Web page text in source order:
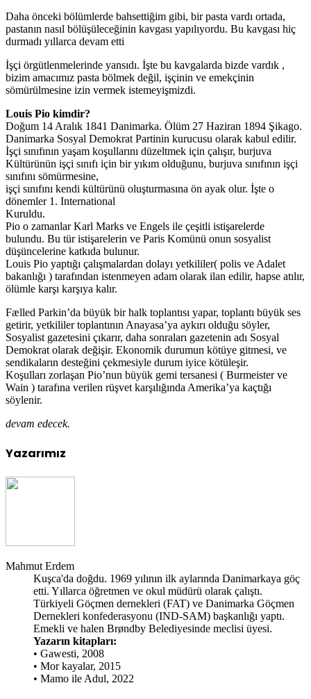
Daha önceki bölümlerde bahsettiğim gibi, bir pasta vardı ortada,
pastanın nasıl bölüşüleceğinin kavgası yapılıyordu. Bu kavgası hiç
durmadı yıllarca devam etti
İşçi örgütlenmelerinde yansıdı. İşte bu kavgalarda bizde vardık ,
bizim amacımız pasta bölmek değil, işçinin ve emekçinin
sömürülmesine izin vermek istemeyişmizdi.
Louis Pio kimdir?
Doğum 14 Aralık 1841 Danimarka. Ölüm 27 Haziran 1894 Şikago.
Danimarka Sosyal Demokrat Partinin kurucusu olarak kabul edilir.
İşçi sınıfının yaşam koşullarını düzeltmek için çalışır, burjuva
Kültürünün işçi sınıfı için bir yıkım olduğunu, burjuva sınıfının işçi
sınıfını sömürmesine,
işçi sınıfını kendi kültürünü oluşturmasına ön ayak olur. İşte o
dönemler 1. International
Kuruldu.
Pio o zamanlar Karl Marks ve Engels ile çeşitli istişarelerde
bulundu. Bu tür istişarelerin ve Paris Komünü onun sosyalist
düşüncelerine katkıda bulunur.
Louis Pio yaptığı çalışmalardan dolayı yetkililer( polis ve Adalet
bakanlığı ) tarafından istenmeyen adam olarak ilan edilir, hapse atılır,
ölümle karşı karşıya kalır.
Fælled Parkin’da büyük bir halk toplantısı yapar, toplantı büyük ses
getirir, yetkililer toplantının Anayasa’ya aykırı olduğu söyler,
Sosyalist gazetesini çıkarır, daha sonraları gazetenin adı Sosyal
Demokrat olarak değişir. Ekonomik durumun kötüye gitmesi, ve
sendikaların desteğini çekmesiyle durum iyice kötüleşir.
Koşulları zorlaşan Pio’nun büyük gemi tersanesi ( Burmeister ve
Wain ) tarafına verilen rüşvet karşılığında Amerika’ya kaçtığı
söylenir.
devam edecek.
Yazarımız
Mahmut Erdem
Kuşca'da doğdu. 1969 yılının ilk aylarında Danimarkaya göç
etti. Yıllarca öğretmen ve okul müdürü olarak çalıştı.
Türkiyeli Göçmen dernekleri (FAT) ve Danimarka Göçmen
Dernekleri konfederasyonu (IND-SAM) başkanlığı yaptı.
Emekli ve halen Brøndby Belediyesinde meclisi üyesi.
Yazarın kitapları:
• Gawesti, 2008
• Mor kayalar, 2015
• Mamo ile Adul, 2022